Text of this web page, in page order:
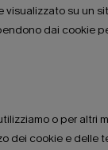
su un
dai cookie
o per altri
dei cookie e delle